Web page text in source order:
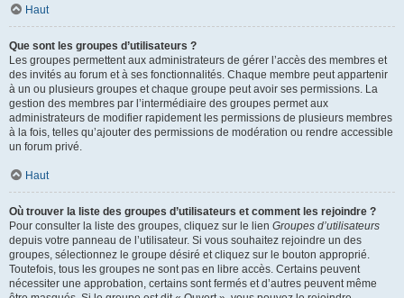
Haut
Que sont les groupes d’utilisateurs ?
Les groupes permettent aux administrateurs de gérer l’accès des membres et
des invités au forum et à ses fonctionnalités. Chaque membre peut appartenir
à un ou plusieurs groupes et chaque groupe peut avoir ses permissions. La
gestion des membres par l’intermédiaire des groupes permet aux
administrateurs de modifier rapidement les permissions de plusieurs membres
à la fois, telles qu’ajouter des permissions de modération ou rendre accessible
un forum privé.
Haut
Où trouver la liste des groupes d’utilisateurs et comment les rejoindre ?
Pour consulter la liste des groupes, cliquez sur le lien Groupes d’utilisateurs
depuis votre panneau de l’utilisateur. Si vous souhaitez rejoindre un des
groupes, sélectionnez le groupe désiré et cliquez sur le bouton approprié.
Toutefois, tous les groupes ne sont pas en libre accès. Certains peuvent
nécessiter une approbation, certains sont fermés et d’autres peuvent même